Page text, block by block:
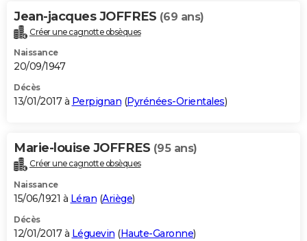
Jean-jacques JOFFRES (69 ans)
Créer une cagnotte obsèques
Naissance
20/09/1947
Décès
13/01/2017 à Perpignan (Pyrénées-Orientales)
Marie-louise JOFFRES (95 ans)
Créer une cagnotte obsèques
Naissance
15/06/1921 à Léran (Ariège)
Décès
12/01/2017 à Léguevin (Haute-Garonne)